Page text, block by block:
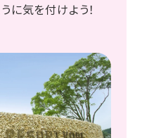
に気を付けよう！